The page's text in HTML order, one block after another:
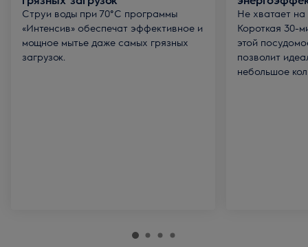
Струи воды при 70°C программы
«Интенсив» обеспечат эффективное и
мощное мытье даже самых грязных
загрузок.
Не хватает на
Короткая 30-
этой
позволит
небольшое